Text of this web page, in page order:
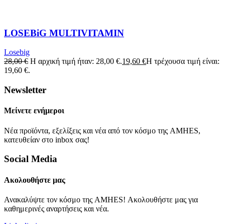
LOSEBiG MULTIVITAMIN
Losebig
28,00€ Η αρχική τιμή ήταν: 28,00 €.19,60 €Η τρέχουσα τιμή είναι:
19,60 €.
Newsletter
Μείνετε ενήμεροι
Νέα προϊόντα, εξελίξεις και νέα από τον κόσμο της AMHES,
κατευθείαν στο inbox σας!
Social Media
Ακολουθήστε μας
Ανακαλύψτε τον κόσμο της AMHES! Ακολουθήστε μας για
καθημερινές αναρτήσεις και νέα.